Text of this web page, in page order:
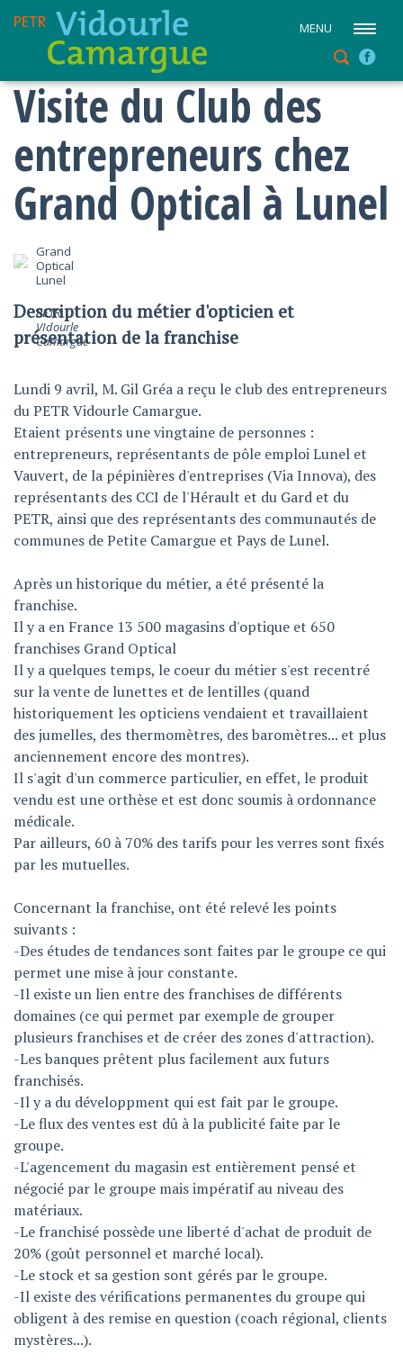
MENU
Visite du Club des
entrepreneurs chez
Grand Optical à Lunel
Grand
Optical
Lunel
PETR
VIdourle
Camargue
Description du métier d'opticien et
présentation de la franchise
Lundi 9 avril, M. Gil Gréa a reçu le club des entrepreneurs
du PETR Vidourle Camargue.
Etaient présents une vingtaine de personnes :
entrepreneurs, représentants de pôle emploi Lunel et
Vauvert, de la pépinières d'entreprises (Via Innova), des
représentants des CCI de l'Hérault et du Gard et du
PETR, ainsi que des représentants des communautés de
communes de Petite Camargue et Pays de Lunel.
Après un historique du métier, a été présenté la
franchise.
Il y a en France 13 500 magasins d'optique et 650
franchises Grand Optical
Il y a quelques temps, le coeur du métier s'est recentré
sur la vente de lunettes et de lentilles (quand
historiquement les opticiens vendaient et travaillaient
des jumelles, des thermomètres, des baromètres... et plus
anciennement encore des montres).
Il s'agit d'un commerce particulier, en effet, le produit
vendu est une orthèse et est donc soumis à ordonnance
médicale.
Par ailleurs, 60 à 70% des tarifs pour les verres sont fixés
par les mutuelles.
Concernant la franchise, ont été relevé les points
suivants :
-Des études de tendances sont faites par le groupe ce qui
permet une mise à jour constante.
-Il existe un lien entre des franchises de différents
domaines (ce qui permet par exemple de grouper
plusieurs franchises et de créer des zones d'attraction).
-Les banques prêtent plus facilement aux futurs
franchisés.
-Il y a du développment qui est fait par le groupe.
-Le flux des ventes est dû à la publicité faite par le
groupe.
-L'agencement du magasin est entièrement pensé et
négocié par le groupe mais impératif au niveau des
matériaux.
-Le franchisé possède une liberté d'achat de produit de
20% (goût personnel et marché local).
-Le stock et sa gestion sont gérés par le groupe.
-Il existe des vérifications permanentes du groupe qui
obligent à des remise en question (coach régional, clients
mystères...).